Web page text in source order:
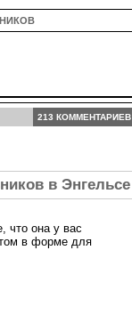
213 КОММЕНТАРИЕВ
в Энгельсе
что она у вас
в форме для